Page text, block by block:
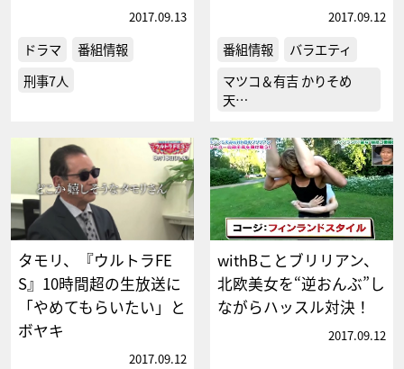
2017.09.13
ドラマ
番組情報
刑事7人
2017.09.12
番組情報
バラエティ
マツコ＆有吉 かりそめ
天…
タモリ、『ウルトラFE
S』10時間超の生放送に
「やめてもらいたい」と
ボヤキ
2017.09.12
withBことブリリアン、
北欧美女を“逆おんぶ”し
ながらハッスル対決！
2017.09.12